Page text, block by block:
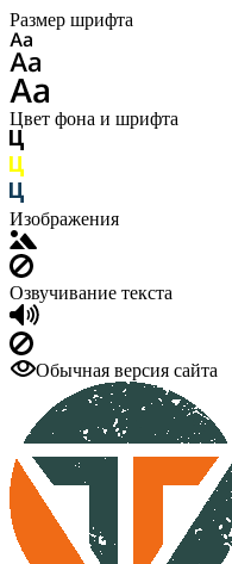
Размер шрифта
Цвет фона и шрифта
Изображения
Озвучивание текста
Обычная версия сайта